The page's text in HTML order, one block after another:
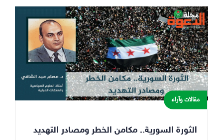
مقالات وآراء
الثورة السورية.. مكامن الخطر ومصادر التهديد